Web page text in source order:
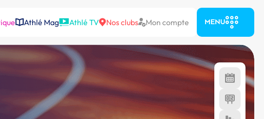
Athlé Mag Athlé TV Nos clubs Mon compte MENU